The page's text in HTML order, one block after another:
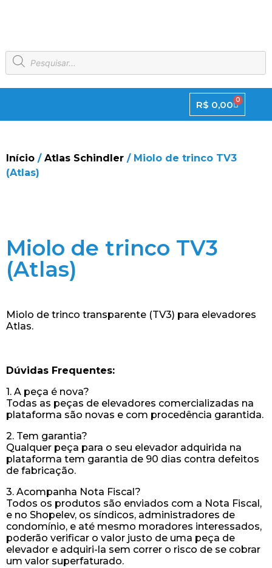
R$ 0,00 0
Início / Atlas Schindler / Miolo de trinco TV3
(Atlas)
Miolo de trinco TV3
(Atlas)
Miolo de trinco transparente (TV3) para elevadores
Atlas.
Dúvidas Frequentes:
1. A peça é nova?
Todas as peças de elevadores comercializadas na
plataforma são novas e com procedência garantida.
2. Tem garantia?
Qualquer peça para o seu elevador adquirida na
plataforma tem garantia de 90 dias contra defeitos
de fabricação.
3. Acompanha Nota Fiscal?
Todos os produtos são enviados com a Nota Fiscal,
e no Shopelev, os síndicos, administradores de
condomínio, e até mesmo moradores interessados,
poderão verificar o valor justo de uma peça de
elevador e adquiri-la sem correr o risco de se cobrar
um valor superfaturado.